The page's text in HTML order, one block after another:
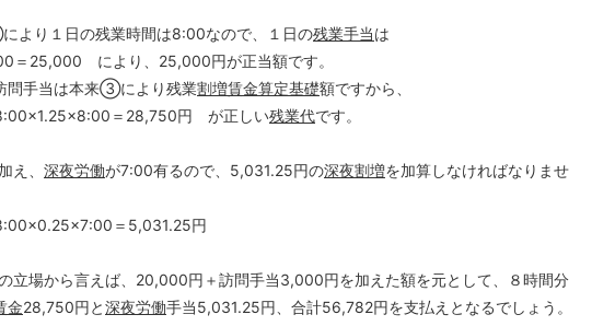
り１日の残業時間は8:00なので、１日の残業手当は
＝25,000 により、25,000円が正当額です。
問手当は本来③により残業割増賃金算定基礎額ですから、
＝28,750円 が正しい残業代です。
、 深夜労働が7:00有るので、5,031.25円の深夜割増を加算しなければなりませ
＝5,031.25円
立場から言えば、20,000円＋訪問手当3,000円を加えた額を元として、８時間分
金28,750円と深夜労働手当5,031.25円、合計56,782円を支払えとなるでしょう。
労務管理